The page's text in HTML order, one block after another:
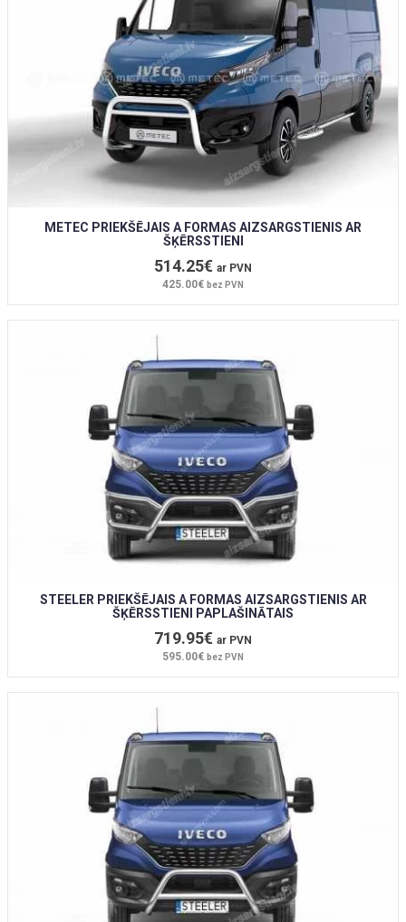
METEC PRIEKŠĒJAIS A FORMAS AIZSARGSTIENIS AR
ŠĶĒRSSTIENI
514.25€ ar PVN
425.00€ bez PVN
STEELER PRIEKŠĒJAIS A FORMAS AIZSARGSTIENIS AR
ŠĶĒRSSTIENI PAPLAŠINĀTAIS
719.95€ ar PVN
595.00€ bez PVN